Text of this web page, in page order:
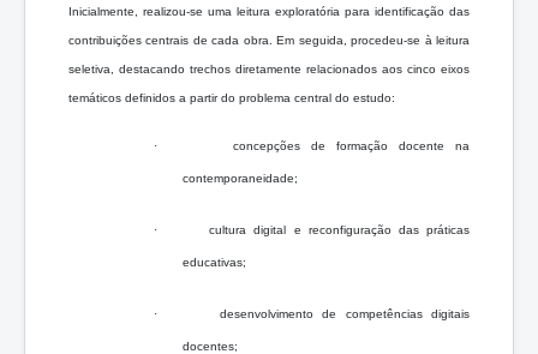
Inicialmente, realizou-se uma leitura exploratória para identificação das
contribuições centrais de cada obra. Em seguida, procedeu-se à leitura
seletiva, destacando trechos diretamente relacionados aos cinco eixos
temáticos definidos a partir do problema central do estudo:
· concepções de formação docente na
contemporaneidade;
· cultura digital e reconfiguração das práticas
educativas;
· desenvolvimento de competências digitais
docentes;